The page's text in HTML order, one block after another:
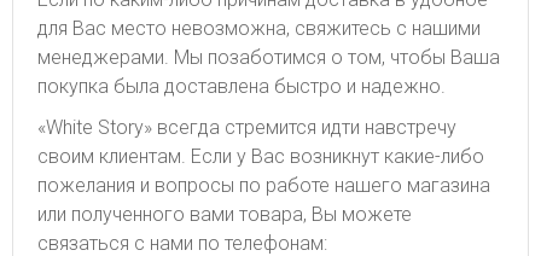
для Вас место невозможна, свяжитесь с нашими
менеджерами. Мы позаботимся о том, чтобы Ваша
покупка была доставлена быстро и надежно.
«White Story» всегда стремится идти навстречу
своим клиентам. Если у Вас возникнут какие-либо
пожелания и вопросы по работе нашего магазина
или полученного вами товара, Вы можете
связаться с нами по телефонам: